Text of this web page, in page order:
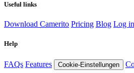
Useful links
Download Camerito Pricing Blog Log in
Help
FAQs Features Cookie-Einstellungen